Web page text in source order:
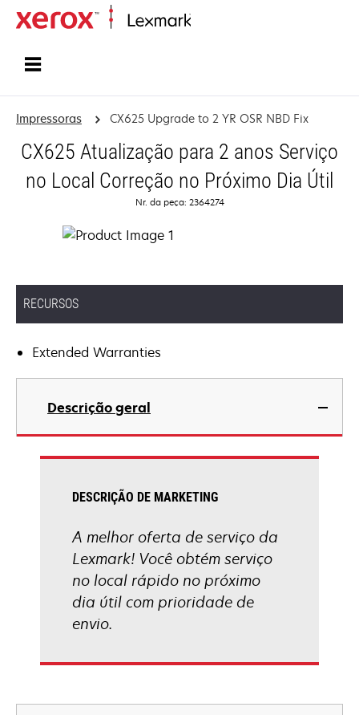
Impressoras CX625 Upgrade to 2 YR OSR NBD Fix
CX625 Atualização para 2 anos Serviço
no Local Correção no Próximo Dia Útil
Nr. da peça: 2364274
RECURSOS
Extended Warranties
Descrição geral
DESCRIÇÃO DE MARKETING
A melhor oferta de serviço da
Lexmark! Você obtém serviço
no local rápido no próximo
dia útil com prioridade de
envio.